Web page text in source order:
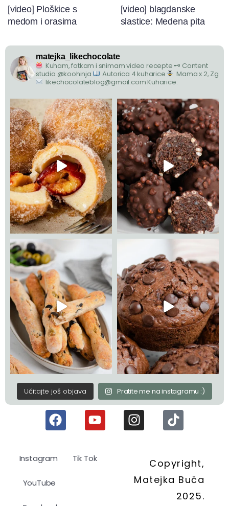
[video] Ploškice s
medom i orasima
[video] blagdanske
slastice: Medena pita
matejka_likechocolate
Kuham, fotkam i snimam video recepte🗝 Content
studio @koohinja
Autorica 4 kuharice
Mama x 2, Zg
likechocolateblog@gmail.com Kuharice:
Učitajte još objava Pratite me na instagramu :)
Instagram Tik Tok
YouTube
Copyright,
Matejka Buča
2025.